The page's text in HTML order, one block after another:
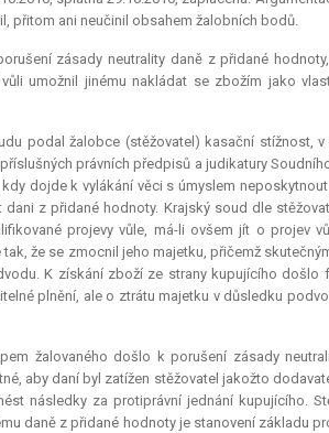
přitom ani neučinil obsahem žalobních bodů.
zásady neutrality daně z přidané
umožnil jinému nakládat se zbožím jako
podal žalobce (stěžovatel) kasační stížnost,
právních předpisů a judikatury
dojde k vylákání věci s úmyslem
z přidané hodnoty. Krajský soud dle
projevy vůle, má-li ovšem jít o projev
že se zmocnil jeho majetku, přičemž
K získání zboží ze strany kupujícího
plnění, ale o ztrátu majetku v důsledku
žalovaného došlo k porušení zásady
aby daní byl zatížen stěžovatel jakožto
následky za protiprávní jednání kupujícího.
daně z přidané hodnoty je stanovení základu